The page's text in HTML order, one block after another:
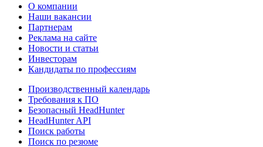
О компании
Наши вакансии
Партнерам
Реклама на сайте
Новости и статьи
Инвесторам
Кандидаты по профессиям
Производственный календарь
Требования к ПО
Безопасный HeadHunter
HeadHunter API
Поиск работы
Поиск по резюме